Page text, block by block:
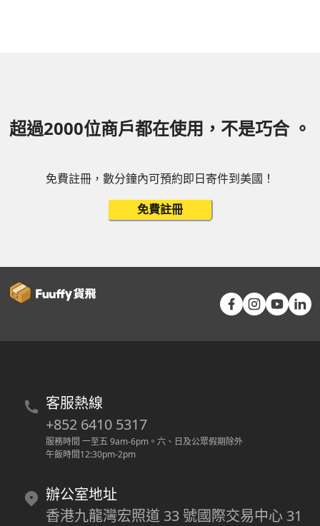
超過2000位商戶都在使用，不是巧合 。
免費註冊，數分鐘內可預約即日寄件到美國！
免費註冊
客服熱線
+852 6410 5317
服務時間 一至五 9am-6pm 。 六、日及公眾假期除外
午飯時間12:30pm-2pm
辦公室地址
香港九龍灣宏照道 33 號國際交易中心 31